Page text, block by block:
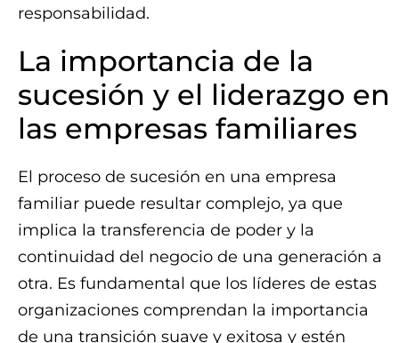
responsabilidad.
La importancia de la
sucesión y el liderazgo en
las empresas familiares
El proceso de sucesión en una empresa
familiar puede resultar complejo, ya que
implica la transferencia de poder y la
continuidad del negocio de una generación a
otra. Es fundamental que los líderes de estas
organizaciones comprendan la importancia
de una transición suave y exitosa y estén